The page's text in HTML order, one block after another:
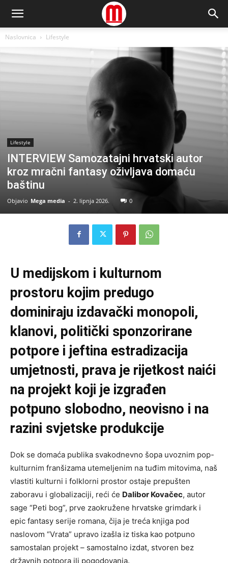
Naslovnica Lifestyle
Lifestyle
INTERVIEW Samozatajni hrvatski autor
kroz mračni fantasy oživljava domaću
baštinu
Objavio Mega media - 2. lipnja 2026. 0
U medijskom i kulturnom
prostoru kojim predugo
dominiraju izdavački monopoli,
klanovi, politički sponzorirane
potpore i jeftina estradizacija
umjetnosti, prava je rijetkost naići
na projekt koji je izgrađen
potpuno slobodno, neovisno i na
razini svjetske produkcije
Dok se domaća publika svakodnevno šopa uvoznim pop-
kulturnim franšizama utemeljenim na tuđim mitovima, naš
vlastiti kulturni i folklorni prostor ostaje prepušten
zaboravu i globalizaciji, reći će Dalibor Kovačec, autor
sage “Peti bog”, prve zaokružene hrvatske grimdark i
epic fantasy serije romana, čija je treća knjiga pod
naslovom “Vrata” upravo izašla iz tiska kao potpuno
samostalan projekt – samostalno izdat, stvoren bez
državnih potpora ili pogodovanja.